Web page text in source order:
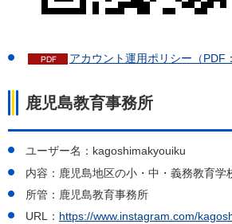
アカウント運用ポリシー（PDF
鹿児島教育事務所
ユーザー名：kagoshimakyouiku
内容：鹿児島地区の小・中・義務教育学
所管：鹿児島教育事務所
URL： https://www.instagram.com/